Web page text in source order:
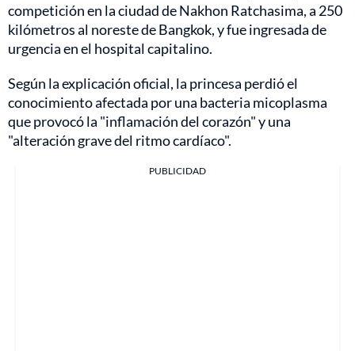
competición en la ciudad de Nakhon Ratchasima, a 250
kilómetros al noreste de Bangkok, y fue ingresada de
urgencia en el hospital capitalino.
Según la explicación oficial, la princesa perdió el
conocimiento afectada por una bacteria micoplasma
que provocó la "inflamación del corazón" y una
"alteración grave del ritmo cardíaco".
PUBLICIDAD